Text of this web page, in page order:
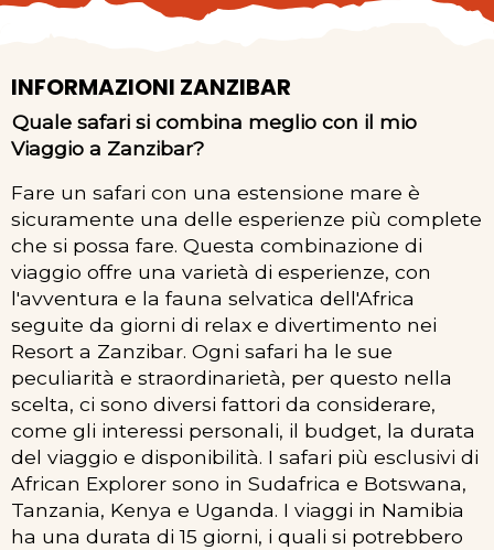
INFORMAZIONI ZANZIBAR
Quale safari si combina meglio con il mio
Viaggio a Zanzibar?
Fare un safari con una estensione mare è
sicuramente una delle esperienze più complete
che si possa fare. Questa combinazione di
viaggio offre una varietà di esperienze, con
l'avventura e la fauna selvatica dell'Africa
seguite da giorni di relax e divertimento nei
Resort a Zanzibar. Ogni safari ha le sue
peculiarità e straordinarietà, per questo nella
scelta, ci sono diversi fattori da considerare,
come gli interessi personali, il budget, la durata
del viaggio e disponibilità. I safari più esclusivi di
African Explorer sono in Sudafrica e Botswana,
Tanzania, Kenya e Uganda. I viaggi in Namibia
ha una durata di 15 giorni, i quali si potrebbero